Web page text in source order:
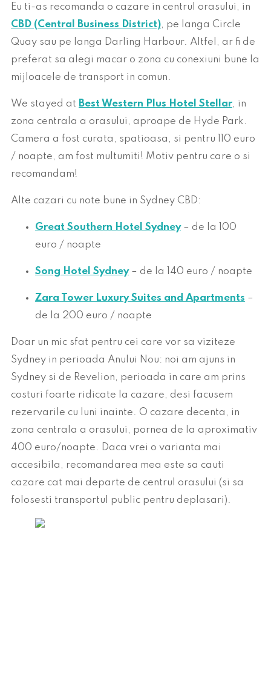
Eu ti-as recomanda o cazare in centrul orasului, in
CBD (Central Business District), pe langa Circle
Quay sau pe langa Darling Harbour. Altfel, ar fi de
preferat sa alegi macar o zona cu conexiuni bune la
mijloacele de transport in comun.
We stayed at Best Western Plus Hotel Stellar, in
zona centrala a orasului, aproape de Hyde Park.
Camera a fost curata, spatioasa, si pentru 110 euro
/ noapte, am fost multumiti! Motiv pentru care o si
recomandam!
Alte cazari cu note bune in Sydney CBD:
Great Southern Hotel Sydney– de la 100
euro / noapte
Song Hotel Sydney – de la 140 euro / noapte
Zara Tower Luxury Suites and Apartments –
de la 200 euro / noapte
Doar un mic sfat pentru cei care vor sa viziteze
Sydney in perioada Anului Nou: noi am ajuns in
Sydney si de Revelion, perioada in care am prins
costuri foarte ridicate la cazare, desi facusem
rezervarile cu luni inainte. O cazare decenta, in
zona centrala a orasului, pornea de la aproximativ
400 euro/noapte. Daca vrei o varianta mai
accesibila, recomandarea mea este sa cauti
cazare cat mai departe de centrul orasului (si sa
folosesti transportul public pentru deplasari).